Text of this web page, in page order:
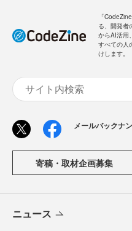
「
る、開発者
からAI活用
すべての人
けします。
メールバックナ
寄稿・取材企画募集
ニュース